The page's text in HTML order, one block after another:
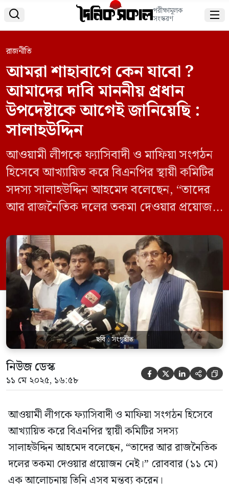
 পরীক্ষামূলক
সংস্করণ 
রাজনীতি
আমরা শাহাবাগে কেন যাবো ?
আমাদের দাবি মাননীয় প্রধান
উপদেষ্টাকে আগেই জানিয়েছি :
সালাহউদ্দিন
আওয়ামী লীগকে ফ্যাসিবাদী ও মাফিয়া সংগঠন
হিসেবে আখ্যায়িত করে বিএনপির স্থায়ী কমিটির
সদস্য সালাহউদ্দিন আহমেদ বলেছেন, “তাদের
আর রাজনৈতিক দলের তকমা দেওয়ার প্রয়োজন
এসব মন্তব্য করেন। তিনি বলেন, “আমরা
শাহাবাগে কেন যাবো? আমাদের দাবি আমরা
মাননীয় প্রধান উপদেষ্টাকে অনেক আগেই লিখিত
ও মৌখিকভাবে জানিয়েছি। বিভিন্ন সেমিনার,
সিম্পোজিয়াম ও […]
ছবি : সংগৃহীত
নিউজ ডেস্ক
১১ মে ২০২৫, ১৬:৫৮     
আওয়ামী লীগকে ফ্যাসিবাদী ও মাফিয়া সংগঠন হিসেবে
আখ্যায়িত করে বিএনপির স্থায়ী কমিটির সদস্য
সালাহউদ্দিন আহমেদ বলেছেন, “তাদের আর রাজনৈতিক
দলের তকমা দেওয়ার প্রয়োজন নেই।” রোববার (১১ মে)
এক আলোচনায় তিনি এসব মন্তব্য করেন।